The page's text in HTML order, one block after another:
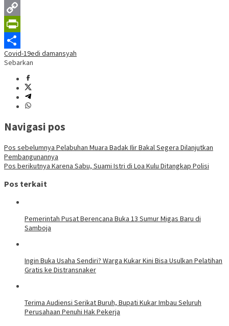
Telegram
Copy
Link
PrintFriendly
Share
Covid-19edi damansyah
Sebarkan
Navigasi pos
Pos sebelumnya Pelabuhan Muara Badak Ilir Bakal Segera Dilanjutkan
Pembangunannya
Pos berikutnya Karena Sabu, Suami Istri di Loa Kulu Ditangkap Polisi
Pos terkait
Pemerintah Pusat Berencana Buka 13 Sumur Migas Baru di
Samboja
Ingin Buka Usaha Sendiri? Warga Kukar Kini Bisa Usulkan Pelatihan
Gratis ke Distransnaker
Terima Audiensi Serikat Buruh, Bupati Kukar Imbau Seluruh
Perusahaan Penuhi Hak Pekerja